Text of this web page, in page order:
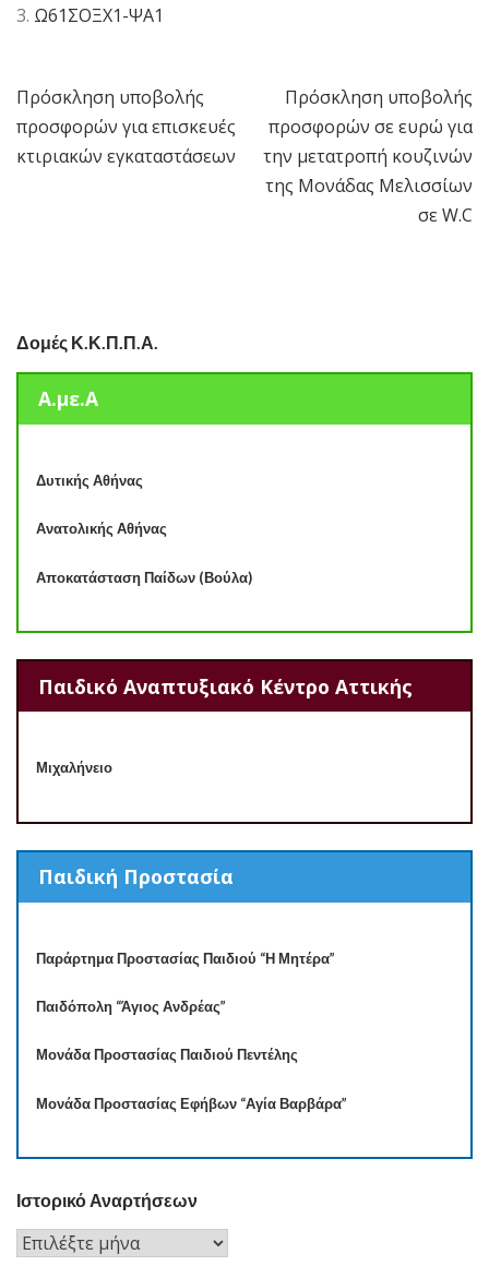
3. Ω61ΣΟΞΧ1-ΨΑ1
Πλοήγηση
άρθρων
Πρόσκληση υποβολής
προσφορών για επισκευές
κτιριακών εγκαταστάσεων
Πρόσκληση υποβολής
προσφορών σε ευρώ για
την μετατροπή κουζινών
της Μονάδας Μελισσίων
σε W.C
Δομές Κ.Κ.Π.Π.Α.
Α.με.Α
Δυτικής Αθήνας
Ανατολικής Αθήνας
Αποκατάσταση Παίδων (Βούλα)
Παιδικό Αναπτυξιακό Κέντρο Αττικής
Μιχαλήνειο
Παιδική Προστασία
Παράρτημα Προστασίας Παιδιού “Η Μητέρα”
Παιδόπολη “Άγιος Ανδρέας”
Μονάδα Προστασίας Παιδιού Πεντέλης
Μονάδα Προστασίας Εφήβων “Αγία Βαρβάρα”
Ιστορικό Αναρτήσεων
Ιστορικό